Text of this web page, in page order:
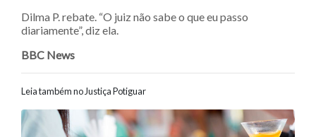
Dilma P. rebate. “O juiz não sabe o que eu passo
diariamente”, diz ela.
BBC News
Leia também no Justiça Potiguar
Navegação entre posts